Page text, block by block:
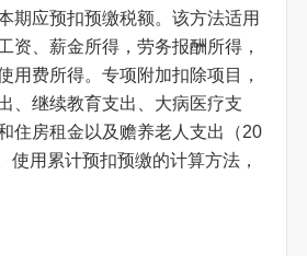
期应预扣预缴税额。该方法适用
资、薪金所得，劳务报酬所得，
用费所得。专项附加扣除项目，
、继续教育支出、大病医疗支
住房租金以及赡养老人支出（20
使用累计预扣预缴的计算方法，